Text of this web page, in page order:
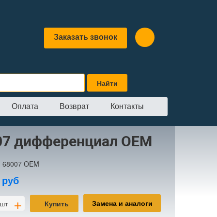
Заказать звонок
Оплата Возврат Контакты
OEM
дифференциал OEM
68007 OEM
руб
шт + Купить Замена и аналоги